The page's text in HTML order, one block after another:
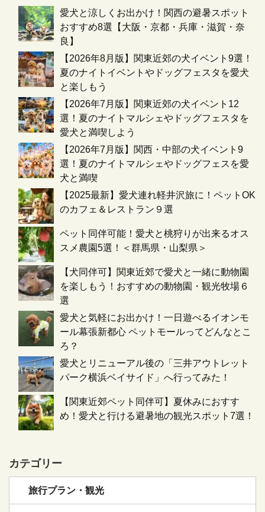
愛犬と涼しくお出かけ！関西の避暑スポット
おすすめ8選【大阪・京都・兵庫・滋賀・奈
良】
【2026年8月版】関東近郊の犬イベント9選！
夏のナイトイベントやドッグフェスタを愛犬
と楽しもう
【2026年7月版】関東近郊の犬イベント12
選！夏のナイトマルシェやドッグフェスタを
愛犬と満喫しよう
【2026年7月版】関西・中部の犬イベント9
選！夏のナイトマルシェやドッグフェスを愛
犬と満喫
【2025最新】愛犬連れ軽井沢旅に！ペットOK
のカフェ＆レストラン９選
ペット同伴可能！愛犬と桃狩りが出来るオス
スメ農園5選！＜群馬県・山梨県＞
【犬同伴可】関東近郊で愛犬と一緒に動物園
を楽しもう！おすすめの動物園・観光牧場６
選
愛犬と気軽にお出かけ！一日遊べるイオンモ
ール幕張新都心 ペットモールってどんなとこ
ろ？
愛犬とリニューアル後の「三井アウトレット
パーク横浜ベイサイド」へ行ってみた！
【関東近郊ペット同伴可】夏休みにおすす
め！愛犬と行ける避暑地の観光スポット7選！
カテゴリー
旅行プラン・観光